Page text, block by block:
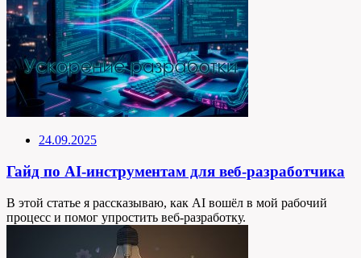
24.09.2025
Гайд по AI-инструментам для веб-разработчика
В этой статье я рассказываю, как AI вошёл в мой рабочий
процесс и помог упростить веб-разработку.